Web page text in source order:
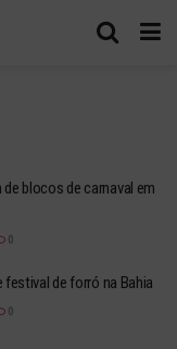
blocos de carnaval em
festival de forró na Bahia